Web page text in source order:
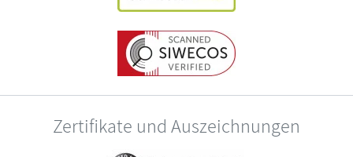
Zertifikate und Auszeichnungen